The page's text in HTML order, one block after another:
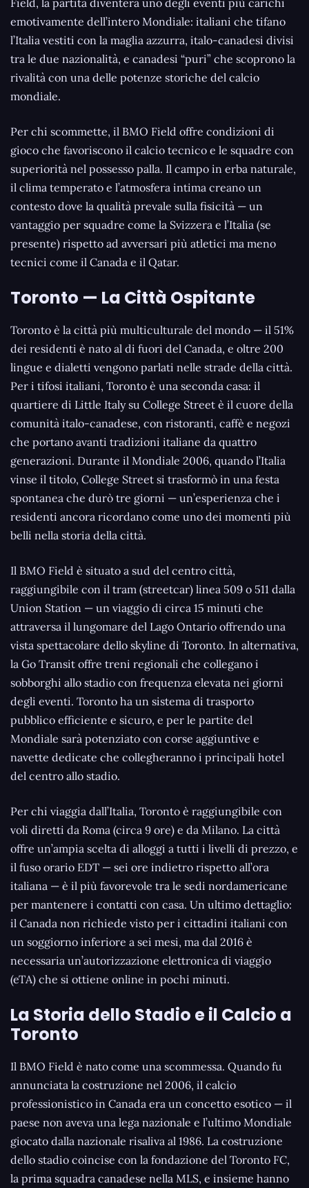
emotivamente dell’intero Mondiale: italiani che tifano
l’Italia vestiti con la maglia azzurra, italo-canadesi divisi
tra le due nazionalità, e canadesi “puri” che scoprono la
rivalità con una delle potenze storiche del calcio
mondiale.
Per chi scommette, il BMO Field offre condizioni di
gioco che favoriscono il calcio tecnico e le squadre con
superiorità nel possesso palla. Il campo in erba naturale,
il clima temperato e l’atmosfera intima creano un
contesto dove la qualità prevale sulla fisicità — un
vantaggio per squadre come la Svizzera e l’Italia (se
presente) rispetto ad avversari più atletici ma meno
tecnici come il Canada e il Qatar.
Toronto — La Città Ospitante
Toronto è la città più multiculturale del mondo — il 51%
dei residenti è nato al di fuori del Canada, e oltre 200
lingue e dialetti vengono parlati nelle strade della città.
Per i tifosi italiani, Toronto è una seconda casa: il
quartiere di Little Italy su College Street è il cuore della
comunità italo-canadese, con ristoranti, caffè e negozi
che portano avanti tradizioni italiane da quattro
generazioni. Durante il Mondiale 2006, quando l’Italia
vinse il titolo, College Street si trasformò in una festa
spontanea che durò tre giorni — un’esperienza che i
residenti ancora ricordano come uno dei momenti più
belli nella storia della città.
Il BMO Field è situato a sud del centro città,
raggiungibile con il tram (streetcar) linea 509 o 511 dalla
Union Station — un viaggio di circa 15 minuti che
attraversa il lungomare del Lago Ontario offrendo una
vista spettacolare dello skyline di Toronto. In alternativa,
la Go Transit offre treni regionali che collegano i
sobborghi allo stadio con frequenza elevata nei giorni
degli eventi. Toronto ha un sistema di trasporto
pubblico efficiente e sicuro, e per le partite del
Mondiale sarà potenziato con corse aggiuntive e
navette dedicate che collegheranno i principali hotel
del centro allo stadio.
Per chi viaggia dall’Italia, Toronto è raggiungibile con
voli diretti da Roma (circa 9 ore) e da Milano. La città
offre un’ampia scelta di alloggi a tutti i livelli di prezzo, e
il fuso orario EDT — sei ore indietro rispetto all’ora
italiana — è il più favorevole tra le sedi nordamericane
per mantenere i contatti con casa. Un ultimo dettaglio:
il Canada non richiede visto per i cittadini italiani con
un soggiorno inferiore a sei mesi, ma dal 2016 è
necessaria un’autorizzazione elettronica di viaggio
(eTA) che si ottiene online in pochi minuti.
La Storia dello Stadio e il Calcio a
Toronto
Il BMO Field è nato come una scommessa. Quando fu
annunciata la costruzione nel 2006, il calcio
professionistico in Canada era un concetto esotico — il
paese non aveva una lega nazionale e l’ultimo Mondiale
giocato dalla nazionale risaliva al 1986. La costruzione
dello stadio coincise con la fondazione del Toronto FC,
la prima squadra canadese nella MLS, e insieme hanno